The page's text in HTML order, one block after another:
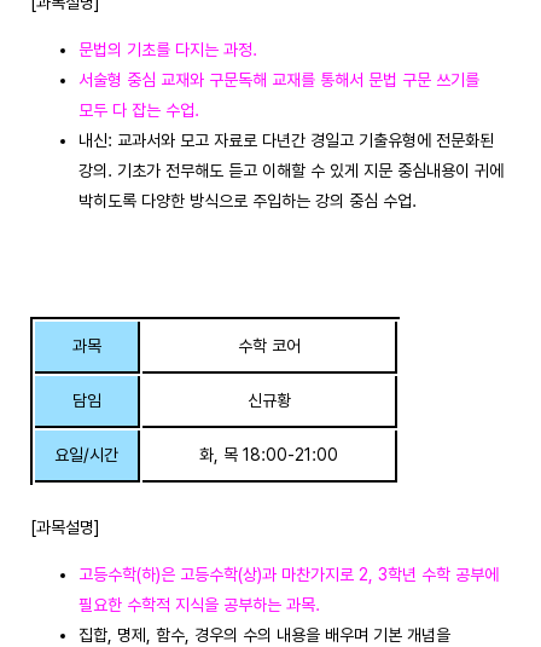
문법의 기초를 다지는 과정.
서술형 중심 교재와 구문독해 교재를 통해서 문법 구문 쓰기를
모두 다 잡는 수업.
내신: 교과서와 모고 자료로 다년간 경일고 기출유형에 전문화된
강의. 기초가 전무해도 듣고 이해할 수 있게 지문 중심내용이 귀에
박히도록 다양한 방식으로 주입하는 강의 중심 수업.
과목 수학 코어
담임 신규황
요일/시간 화, 목 18:00-21:00
[과목설명]
고등수학(하)은 고등수학(상)과 마찬가지로 2, 3학년 수학 공부에
필요한 수학적 지식을 공부하는 과목.
집합, 명제, 함수, 경우의 수의 내용을 배우며 기본 개념을